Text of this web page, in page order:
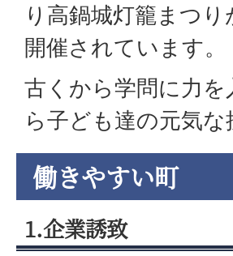
り高鍋城灯籠まつり
開催されています。
古くから学問に力
ら子ども達の元気
働きやすい町
1.企業誘致